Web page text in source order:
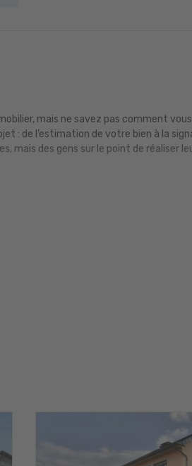
mais ne savez pas comment
: de l’estimation de votre bien à la
mais des gens sur le point de réaliser
et italien.